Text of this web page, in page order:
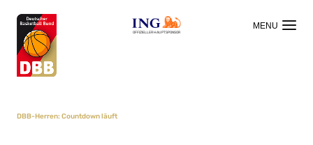
OFFIZIELLER HAUPTSPONSOR
DBB-Herren: Countdown läuft